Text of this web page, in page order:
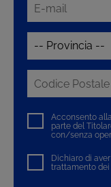
Acconsento
parte del
con/senza
Dichiaro di
trattamento